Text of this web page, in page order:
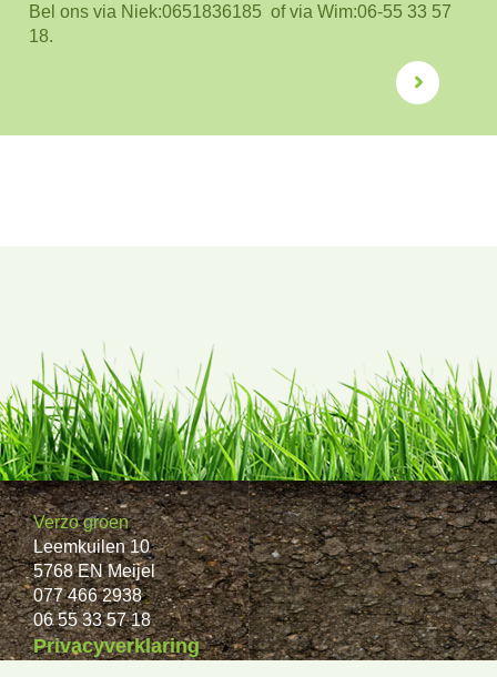
Bel ons via Niek:0651836185 of via Wim:06-55 33 57
18.
Verzo groen
Leemkuilen 10
5768 EN Meijel
077 466 2938
06 55 33 57 18
Privacyverklaring